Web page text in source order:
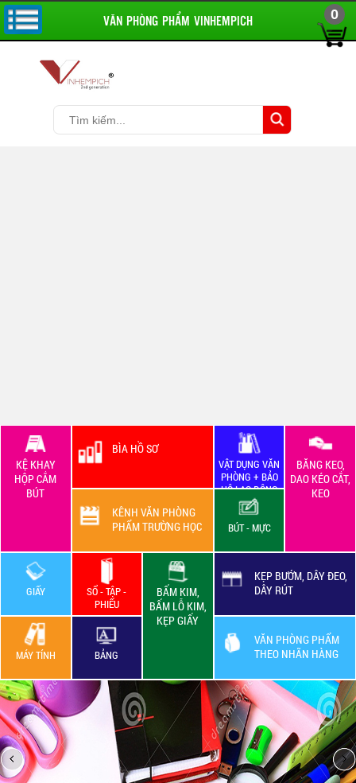
VĂN PHÒNG PHẨM VINHEMPICH
KỆ KHAY
HỘP CẮM
BÚT
BÌA HỒ SƠ
VẬT DỤNG VĂN
PHÒNG + BẢO
HỘ LAO ĐỘNG
BĂNG KEO,
DAO KÉO CẮT,
KEO
KÊNH VĂN PHÒNG
PHẨM TRƯỜNG HỌC
BÚT - MỰC
GIẤY
SỔ - TẬP -
PHIẾU
BẤM KIM,
BẤM LỖ KIM,
KẸP GIẤY
KẸP BƯỚM, DÂY ĐEO,
DÂY RÚT
VĂN PHÒNG PHẨM
THEO NHÃN HÀNG
MÁY TÍNH BẢNG
0